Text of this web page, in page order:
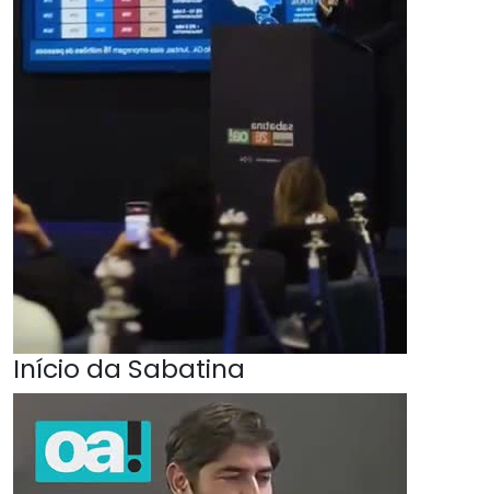
Início da Sabatina